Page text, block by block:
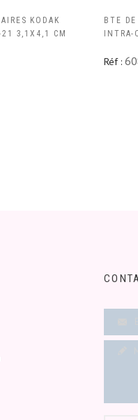
KODAK
3,1X4,1 CM
BTE
Réf :